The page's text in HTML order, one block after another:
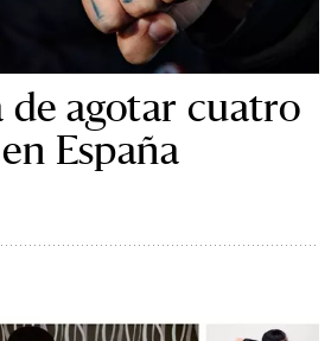
de agotar cuatro
España